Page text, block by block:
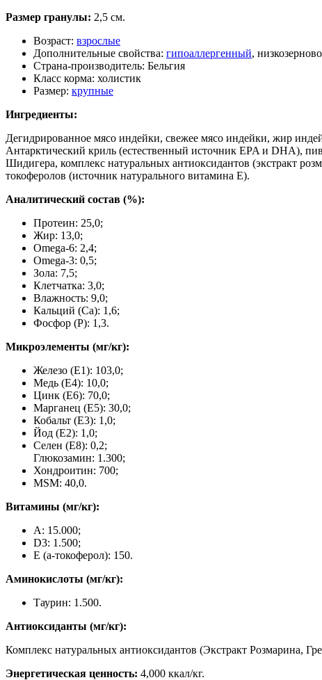
Размер гранулы: 2,5 см.
Возраст: взрослые
Дополнительные свойства: гипоаллергенный,
Страна-производитель: Бельгия
Класс корма: холистик
Размер: крупные
Ингредиенты:
Дегидрированное мясо индейки, свежее мясо индейки, жир
Антарктический криль (естественный источник EPA и DHA),
Шидигера, комплекс натуральных антиоксидантов (экстракт
токоферолов (источник натурального витамина Е).
Аналитический состав (%):
Протеин: 25,0;
Жир: 13,0;
Omega-6: 2,4;
Omega-3: 0,5;
Зола: 7,5;
Клетчатка: 3,0;
Влажность: 9,0;
Кальций (Са): 1,6;
Фосфор (P): 1,3.
Микроэлементы (мг/кг):
Железо (E1): 103,0;
Медь (Е4): 10,0;
Цинк (E6): 70,0;
Марганец (E5): 30,0;
Кобальт (E3): 1,0;
Йод (E2): 1,0;
Селен (E8): 0,2;
Глюкозамин: 1.300;
Хондроитин: 700;
MSM: 40,0.
Витамины (мг/кг):
A: 15.000;
D3: 1.500;
E (a-токоферол): 150.
Аминокислоты (мг/кг):
Таурин: 1.500.
Антиоксиданты (мг/кг):
Комплекс натуральных антиоксидантов (Экстракт Розмарина,
Энергетическая ценность: 4,000 ккал/кг.